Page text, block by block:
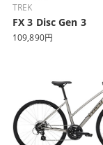
TREK
FX 3 Disc Gen 3
109,890円